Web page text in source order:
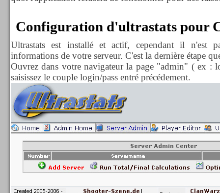
Configuration d'ultrastats pour
Ultrastats est installé et actif, cependant il n'est
informations de votre serveur. C'est la dernière étape
Ouvrez dans votre navigateur la page "admin" ( ex :
saisissez le couple login/pass entré précédement.